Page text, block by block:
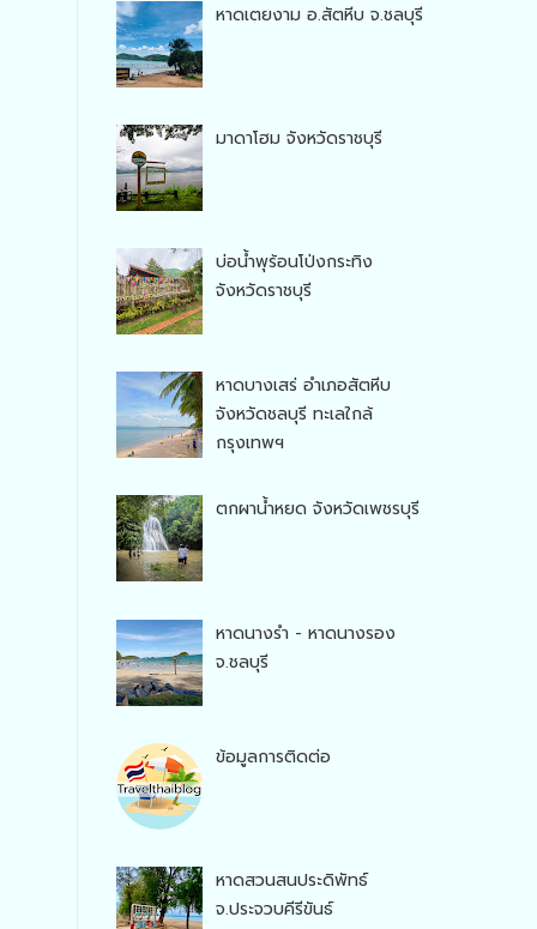
หาดเตยงาม อ.สัตหีบ จ.ชลบุรี
มาดาโฮม จังหวัดราชบุรี
บ่อน้ำพุร้อนโป่งกระทิง
จังหวัดราชบุรี
หาดบางเสร่ อำเภอสัตหีบ
จังหวัดชลบุรี ทะเลใกล้
กรุงเทพฯ
ตกผาน้ำหยด จังหวัดเพชรบุรี
หาดนางรำ - หาดนางรอง
จ.ชลบุรี
ข้อมูลการติดต่อ
หาดสวนสนประดิพัทธ์
จ.ประจวบคีรีขันธ์